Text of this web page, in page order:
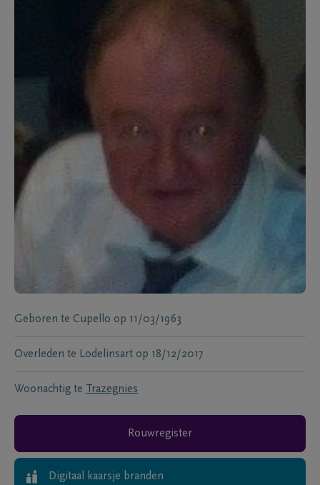
Geboren te Cupello op 11/03/1963
Overleden te Lodelinsart op 18/12/2017
Woonachtig te Trazegnies
Rouwregister
Digitaal kaarsje branden